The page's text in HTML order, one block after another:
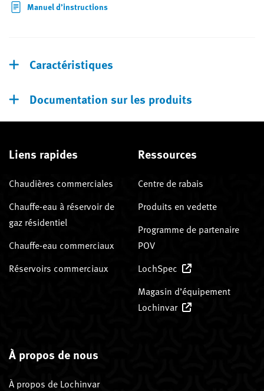
Manuel d’instructions
Caractéristiques
Documentation sur les produits
Liens rapides
Chaudières commerciales
Chauffe-eau à réservoir de
gaz résidentiel
Chauffe-eau commerciaux
Réservoirs commerciaux
Ressources
Centre de rabais
Produits en vedette
Programme de partenaire
POV
LochSpec
Magasin d’équipement
Lochinvar
À propos de nous
À propos de Lochinvar